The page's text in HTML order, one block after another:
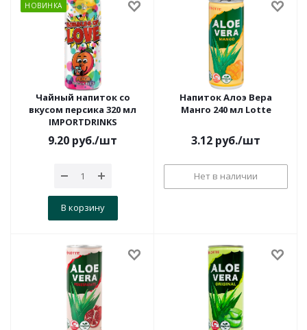
НОВИНКА
Чайный напиток со
вкусом персика 320 мл
IMPORTDRINKS
9.20 руб./шт
В корзину
Напиток Алоэ Вера
Манго 240 мл Lotte
3.12 руб./шт
Нет в наличии